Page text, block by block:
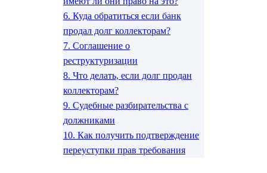
6. Куда обратиться если банк
продал долг коллекторам?
7. Соглашение о
реструктуризации
8. Что делать, если долг продан
коллекторам?
9. Судебные разбирательства с
должниками
10. Как получить подтверждение
переуступки прав требования